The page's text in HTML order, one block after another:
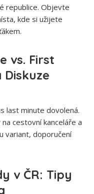
republice. Objevte
kde si užijete
vs. First
last minute dovolená.
cestovní kanceláře a
variant, doporučení
v ČR: Tipy